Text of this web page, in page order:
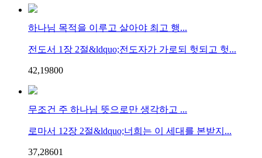
하나님 목적을 이루고 살아야 최고 행...
전도서 1장 2절&ldquo;전도자가 가로되 헛되고 헛...
42,19800
무조건 주 하나님 뜻으로만 생각하고 ...
로마서 12장 2절&ldquo;너희는 이 세대를 본받지...
37,28601